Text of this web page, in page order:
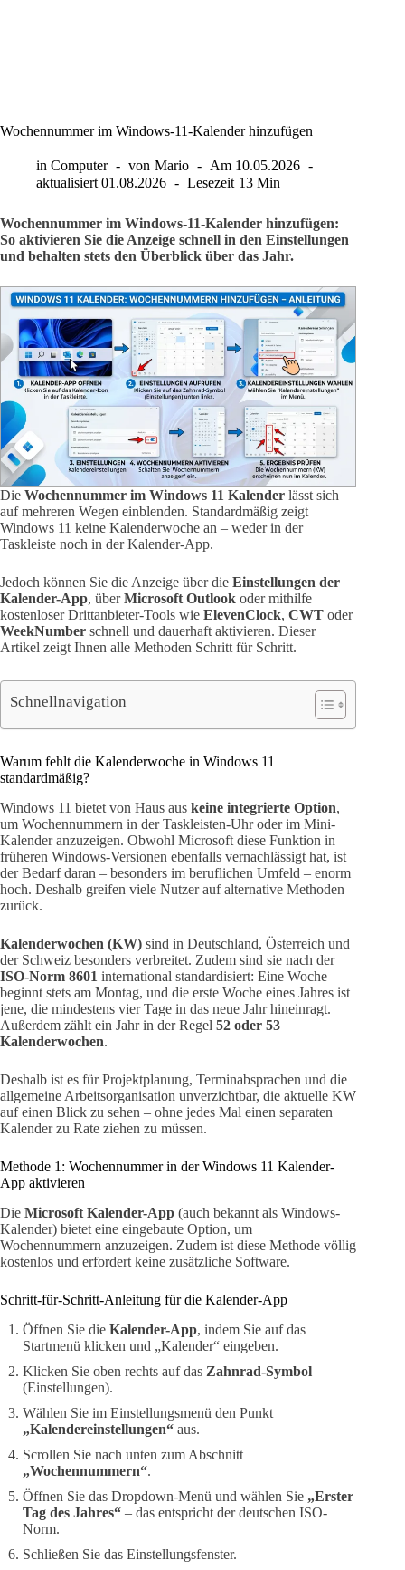
Wochennummer im Windows-11-Kalender hinzufügen
in Computer von Mario Am 10.05.2026
aktualisiert 01.08.2026 Lesezeit 13 Min
Wochennummer im Windows-11-Kalender hinzufügen:
So aktivieren Sie die Anzeige schnell in den Einstellungen
und behalten stets den Überblick über das Jahr.
Die Wochennummer im Windows 11 Kalender lässt sich
auf mehreren Wegen einblenden. Standardmäßig zeigt
Windows 11 keine Kalenderwoche an – weder in der
Taskleiste noch in der Kalender-App.
Jedoch können Sie die Anzeige über die Einstellungen der
Kalender-App, überMicrosoft Outlook oder mithilfe
kostenloser Drittanbieter-Tools wie ElevenClock, CWT oder
WeekNumber schnell und dauerhaft aktivieren. Dieser
Artikel zeigt Ihnen alle Methoden Schritt für Schritt.
Schnellnavigation
Warum fehlt die Kalenderwoche in Windows 11
standardmäßig?
Windows 11 bietet von Haus aus keine integrierte Option,
um Wochennummern in der Taskleisten-Uhr oder im Mini-
Kalender anzuzeigen. Obwohl Microsoft diese Funktion in
früheren Windows-Versionen ebenfalls vernachlässigt hat, ist
der Bedarf daran – besonders im beruflichen Umfeld – enorm
hoch. Deshalb greifen viele Nutzer auf alternative Methoden
zurück.
Kalenderwochen (KW) sind in Deutschland, Österreich und
der Schweiz besonders verbreitet. Zudem sind sie nach der
ISO-Norm 8601 international standardisiert: Eine Woche
beginnt stets am Montag, und die erste Woche eines Jahres ist
jene, die mindestens vier Tage in das neue Jahr hineinragt.
Außerdem zählt ein Jahr in der Regel 52 oder 53
Kalenderwochen.
Deshalb ist es für Projektplanung, Terminabsprachen und die
allgemeine Arbeitsorganisation unverzichtbar, die aktuelle KW
auf einen Blick zu sehen – ohne jedes Mal einen separaten
Kalender zu Rate ziehen zu müssen.
Methode 1: Wochennummer in der Windows 11 Kalender-
App aktivieren
Die Microsoft Kalender-App (auch bekannt als Windows-
Kalender) bietet eine eingebaute Option, um
Wochennummern anzuzeigen. Zudem ist diese Methode völlig
kostenlos und erfordert keine zusätzliche Software.
Schritt-für-Schritt-Anleitung für die Kalender-App
Öffnen Sie die Kalender-App, indem Sie auf das
Startmenü klicken und „Kalender“ eingeben.
Klicken Sie oben rechts auf das Zahnrad-Symbol
(Einstellungen).
Wählen Sie im Einstellungsmenü den Punkt
„Kalendereinstellungen“ aus.
Scrollen Sie nach unten zum Abschnitt
„Wochennummern“.
Öffnen Sie das Dropdown-Menü und wählen Sie „Erster
Tag des Jahres“ – das entspricht der deutschen ISO-
Norm.
Schließen Sie das Einstellungsfenster.